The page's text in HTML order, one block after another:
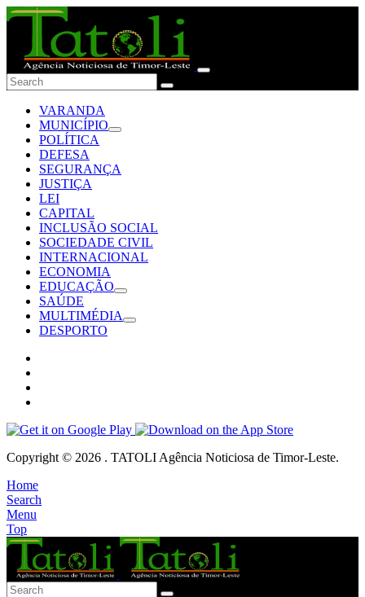
VARANDA
MUNICÍPIO
POLÍTICA
DEFESA
SEGURANÇA
JUSTIÇA
LEI
CAPITAL
INCLUSÃO SOCIAL
SOCIEDADE CIVIL
INTERNACIONAL
ECONOMIA
EDUCAÇÃO
SAÚDE
MULTIMÉDIA
DESPORTO
Copyright © 2026 . TATOLI Agência Noticiosa de Timor-Leste.
Home
Search
Menu
Top